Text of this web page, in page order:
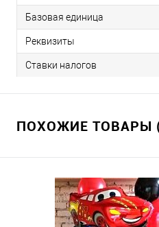
Базовая единица
Реквизиты
Ставки налогов
ПОХОЖИЕ ТОВАРЫ